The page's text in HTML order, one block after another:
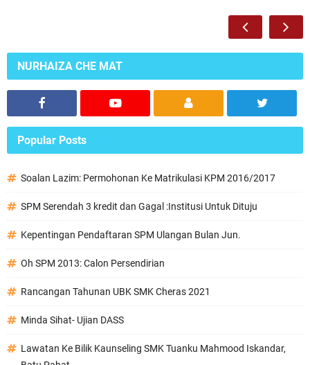
NURHAIZA CHE MAT
Popular Posts
Soalan Lazim: Permohonan Ke Matrikulasi KPM 2016/2017
SPM Serendah 3 kredit dan Gagal :Institusi Untuk Dituju
Kepentingan Pendaftaran SPM Ulangan Bulan Jun.
Oh SPM 2013: Calon Persendirian
Rancangan Tahunan UBK SMK Cheras 2021
Minda Sihat- Ujian DASS
Lawatan Ke Bilik Kaunseling SMK Tuanku Mahmood Iskandar,